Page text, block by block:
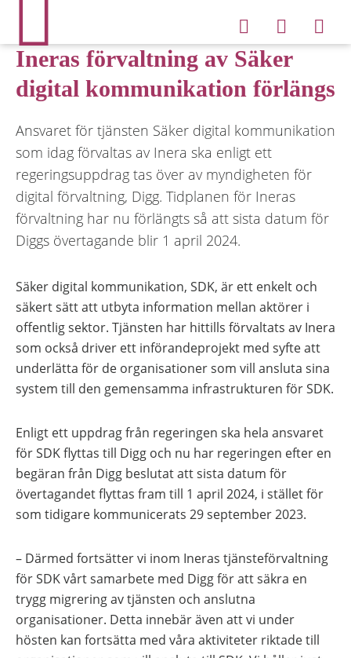
Ineras förvaltning av Säker
digital kommunikation förlängs
Ansvaret för tjänsten Säker digital kommunikation
som idag förvaltas av Inera ska enligt ett
regeringsuppdrag tas över av myndigheten för
digital förvaltning, Digg. Tidplanen för Ineras
förvaltning har nu förlängts så att sista datum för
Diggs övertagande blir 1 april 2024.
Säker digital kommunikation, SDK, är ett enkelt och
säkert sätt att utbyta information mellan aktörer i
offentlig sektor. Tjänsten har hittills förvaltats av Inera
som också driver ett införandeprojekt med syfte att
underlätta för de organisationer som vill ansluta sina
system till den gemensamma infrastrukturen för SDK.
Enligt ett uppdrag från regeringen ska hela ansvaret
för SDK flyttas till Digg och nu har regeringen efter en
begäran från Digg beslutat att sista datum för
övertagandet flyttas fram till 1 april 2024, i stället för
som tidigare kommunicerats 29 september 2023.
– Därmed fortsätter vi inom Ineras tjänsteförvaltning
för SDK vårt samarbete med Digg för att säkra en
trygg migrering av tjänsten och anslutna
organisationer. Detta innebär även att vi under
hösten kan fortsätta med våra aktiviteter riktade till